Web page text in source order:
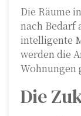
Die Räume
nach Bedarf
intelligente
werden die
Wohnungen
Die